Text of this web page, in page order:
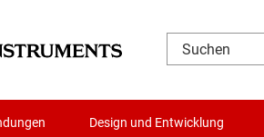
Design und Entwicklung